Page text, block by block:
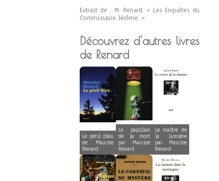
Extrait de : M. Renard. « Les Enquètes du
Commissaire Jérôme. »
Découvrez d'autres livres
de Renard
Le péril bleu
de Maurice
Renard
Le papillon
de la mort
par Maurice
Renard
Le maître de
la lumière
par Maurice
Renard